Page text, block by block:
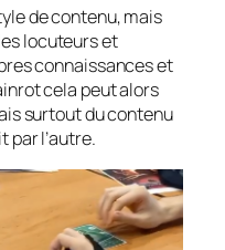
de contenu, mais
locuteurs et
connaissances et
cela peut alors
surtout du contenu
par l’autre.